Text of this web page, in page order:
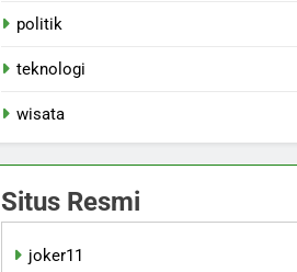
politik
teknologi
wisata
Situs Resmi
joker11